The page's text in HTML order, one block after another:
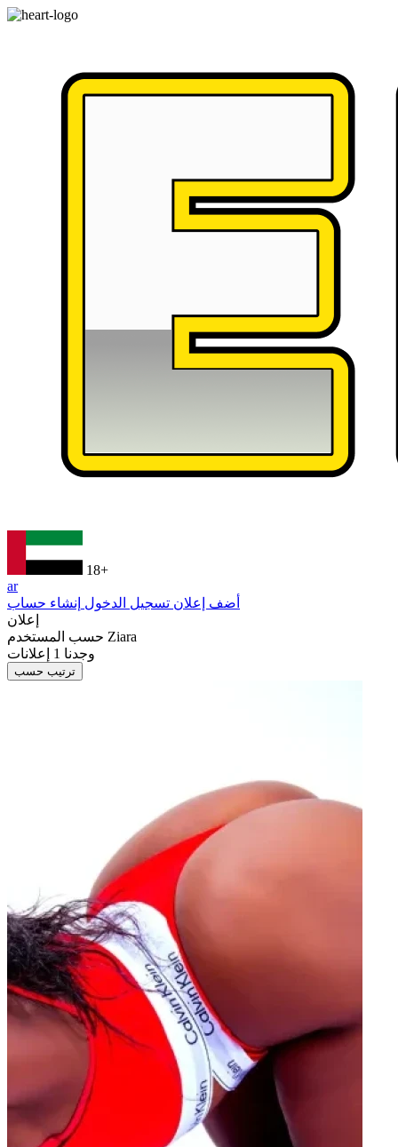
18+
ar
أضف إعلان تسجيل الدخول إنشاء حساب
إعلان
Ziara
وجدنا 1 إعلانات
ترتيب حسب